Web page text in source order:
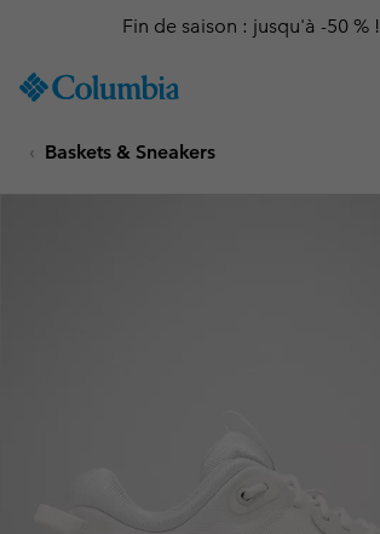
TO
SKIP
MAIN
Fin de saison : jusqu'à -50 % !
Baskets & Sneakers